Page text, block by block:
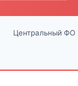
Центральный ФО